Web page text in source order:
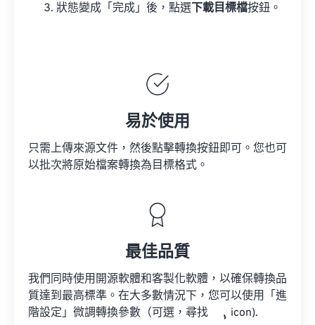
狀態變成「完成」後，點選 下載目標檔按鈕。
易於使用
只需上傳來源文件，然後點擊轉換按鈕即可。您也可
以批次將原始檔案轉換為目標格式。
最佳品質
我們同時使用開源軟體和客製化軟體，以確保轉換品
質達到最高標準。在大多數情況下，您可以使用「進
階設定」微調轉換參數（可選，尋找
icon).